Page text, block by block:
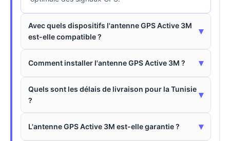
Avec quels dispositifs l'antenne GPS Active 3M
est-elle compatible ?
▾
Comment installer l'antenne GPS Active 3M ? ▾
Quels sont les délais de livraison pour la Tunisie
?
▾
L'antenne GPS Active 3M est-elle garantie ? ▾